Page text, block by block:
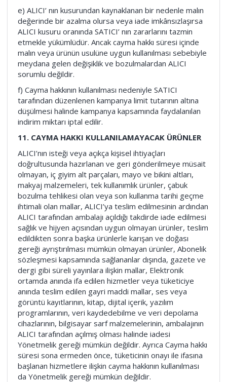
e) ALICI’ nın kusurundan kaynaklanan bir nedenle malın
değerinde bir azalma olursa veya iade imkânsızlaşırsa
ALICI kusuru oranında SATICI’ nın zararlarını tazmin
etmekle yükümlüdür. Ancak cayma hakkı süresi içinde
malın veya ürünün usulüne uygun kullanılması sebebiyle
meydana gelen değişiklik ve bozulmalardan ALICI
sorumlu değildir.
f) Cayma hakkının kullanılması nedeniyle SATICI
tarafından düzenlenen kampanya limit tutarının altına
düşülmesi halinde kampanya kapsamında faydalanılan
indirim miktarı iptal edilir.
11. CAYMA HAKKI KULLANILAMAYACAK ÜRÜNLER
ALICI’nın isteği veya açıkça kişisel ihtiyaçları
doğrultusunda hazırlanan ve geri gönderilmeye müsait
olmayan, iç giyim alt parçaları, mayo ve bikini altları,
makyaj malzemeleri, tek kullanımlık ürünler, çabuk
bozulma tehlikesi olan veya son kullanma tarihi geçme
ihtimali olan mallar, ALICI’ya teslim edilmesinin ardından
ALICI tarafından ambalajı açıldığı takdirde iade edilmesi
sağlık ve hijyen açısından uygun olmayan ürünler, teslim
edildikten sonra başka ürünlerle karışan ve doğası
gereği ayrıştırılması mümkün olmayan ürünler, Abonelik
sözleşmesi kapsamında sağlananlar dışında, gazete ve
dergi gibi süreli yayınlara ilişkin mallar, Elektronik
ortamda anında ifa edilen hizmetler veya tüketiciye
anında teslim edilen gayri maddi mallar, ses veya
görüntü kayıtlarının, kitap, dijital içerik, yazılım
programlarının, veri kaydedebilme ve veri depolama
cihazlarının, bilgisayar sarf malzemelerinin, ambalajının
ALICI tarafından açılmış olması halinde iadesi
Yönetmelik gereği mümkün değildir. Ayrıca Cayma hakkı
süresi sona ermeden önce, tüketicinin onayı ile ifasına
başlanan hizmetlere ilişkin cayma hakkının kullanılması
da Yönetmelik gereği mümkün değildir.